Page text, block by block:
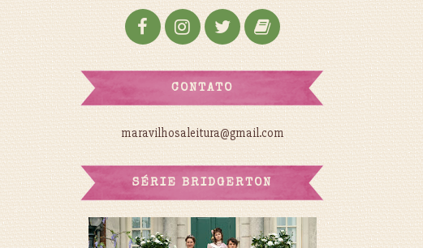
CONTATO
maravilhosaleitura@gmail.com
SÉRIE BRIDGERTON